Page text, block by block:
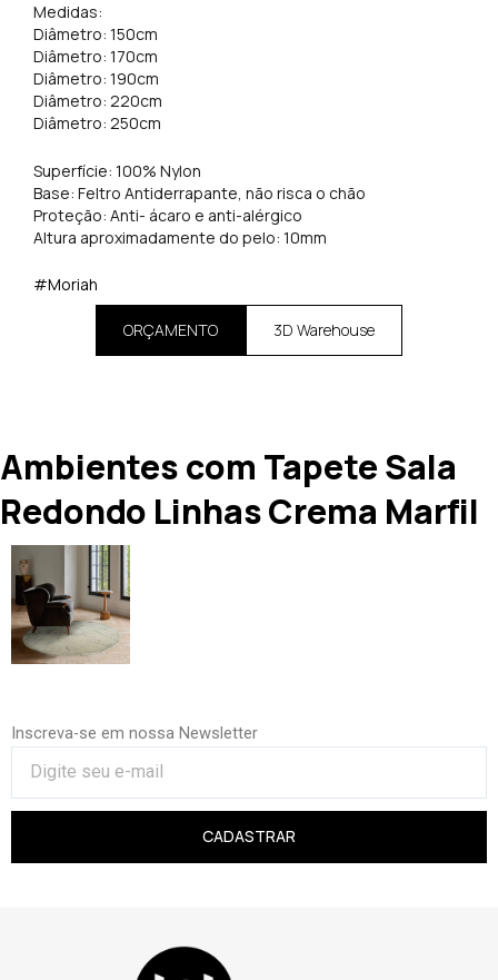
Medidas:
Diâmetro: 150cm
Diâmetro: 170cm
Diâmetro: 190cm
Diâmetro: 220cm
Diâmetro: 250cm
Superfície: 100% Nylon
Base: Feltro Antiderrapante, não risca o chão
Proteção: Anti- ácaro e anti-alérgico
Altura aproximadamente do pelo: 10mm
#Moriah
ORÇAMENTO 3D Warehouse
Ambientes com Tapete Sala
Redondo Linhas Crema Marfil
Inscreva-se em nossa Newsletter
CADASTRAR